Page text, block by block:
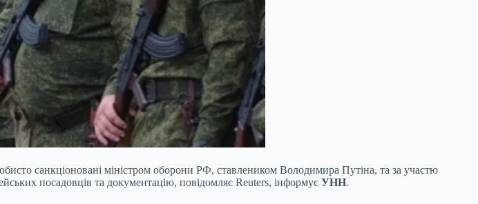
санкціоновані міністром оборони РФ, ставлеником Володимира Путіна, та за участю
посадовців та документацію, повідомляє Reuters, інформує УНН.